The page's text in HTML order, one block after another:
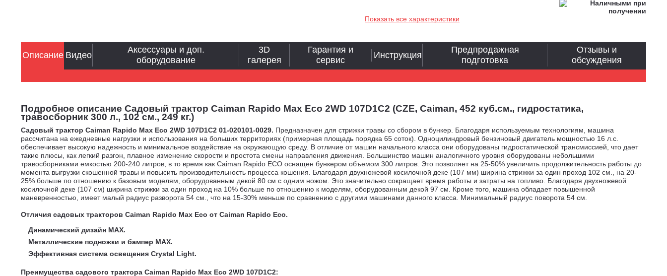
Показать все характеристики
Подробное описание Садовый трактор Caiman Rapido Max Eco 2WD 107D1C2 (CZE, Caiman, 452 куб.см., гидростатика,
травосборник 300 л., 102 см., 249 кг.)
Садовый трактор Caiman Rapido Max Eco 2WD 107D1C2 01-020101-0029. Предназначен для стрижки травы со сбором в бункер. Благодаря используемым технологиям, машина
рассчитана на ежедневные нагрузки и использования на больших территориях (примерная площадь порядка 65 соток). Одноцилиндровый бензиновый двигатель мощностью 16 л.с.
обеспечивает высокую надежность и минимальное воздействие на окружающую среду. В отличие от машин начального класса они оборудованы гидростатической трансмиссией, что дает
такие плюсы, как легкий разгон, плавное изменение скорости и простота смены направления движения. Большинство машин аналогичного уровня оборудованы небольшими
травосборниками емкостью 200-240 литров, в то время как Caiman Rapido ECO оснащен бункером объемом 300 литров. Это позволяет на 25-50% увеличить продолжительность работы до
момента выгрузки скошенной травы и повысить производительность процесса кошения. Благодаря двухножевой косилочной деке (107 мм) ширина стрижки за один проход 102 см., на 20-
25% больше по отношению к базовым моделям, оборудованным декой 80 см с одним ножом. Это значительно сокращает время работы и затраты на топливо. Благодаря двухножевой
косилочной деке (107 см) ширина стрижки за один проход на 10% больше по отношению к моделям, оборудованным декой 97 см. Кроме того, машина обладает повышенной
маневренностью, имеет малый радиус разворота 54 см., что на 15-30% меньше по сравнению с другими машинами данного класса. Минимальный радиус поворота 54 см.
Отличия садовых тракторов Caiman Rapido Max Eco от Caiman Rapido Eco.
Динамический дизайн MAX.
Металлические подножки и бампер MAX.
Эффективная система освещения Crystal Light.
Преимущества садового трактора Caiman Rapido Max Eco 2WD 107D1C2:
Описание Видео
Аксессуары и доп.
оборудование
3D
галерея
Гарантия и
сервис
Инструкция
Предпродажная
подготовка
Отзывы и
обсуждения